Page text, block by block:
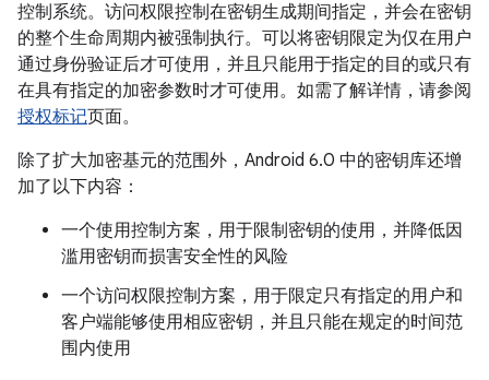
控制系统。访问权限控制在密钥生成期间指定，并会在密钥
的整个生命周期内被强制执行。可以将密钥限定为仅在用户
通过身份验证后才可使用，并且只能用于指定的目的或只有
在具有指定的加密参数时才可使用。如需了解详情，请参阅
授权标记页面。
除了扩大加密基元的范围外，Android 6.0 中的密钥库还增
加了以下内容：
一个使用控制方案，用于限制密钥的使用，并降低因
滥用密钥而损害安全性的风险
一个访问权限控制方案，用于限定只有指定的用户和
客户端能够使用相应密钥，并且只能在规定的时间范
围内使用